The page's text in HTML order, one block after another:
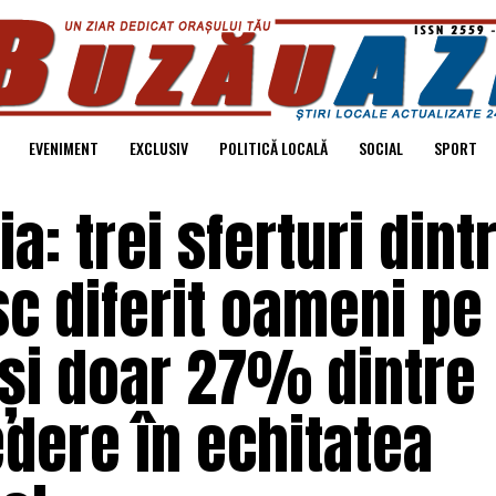
EVENIMENT EXCLUSIV POLITICĂ LOCALĂ SOCIAL SPORT
trei sferturi
diferit oameni pe
doar 27% dintre
în echitatea